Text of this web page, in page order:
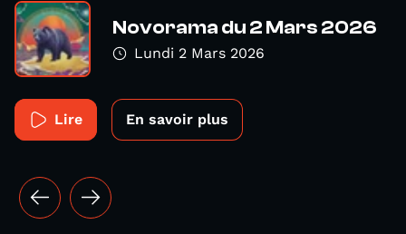
Novorama du 2 Mars 2026
Lundi 2 Mars 2026
Lire En savoir plus